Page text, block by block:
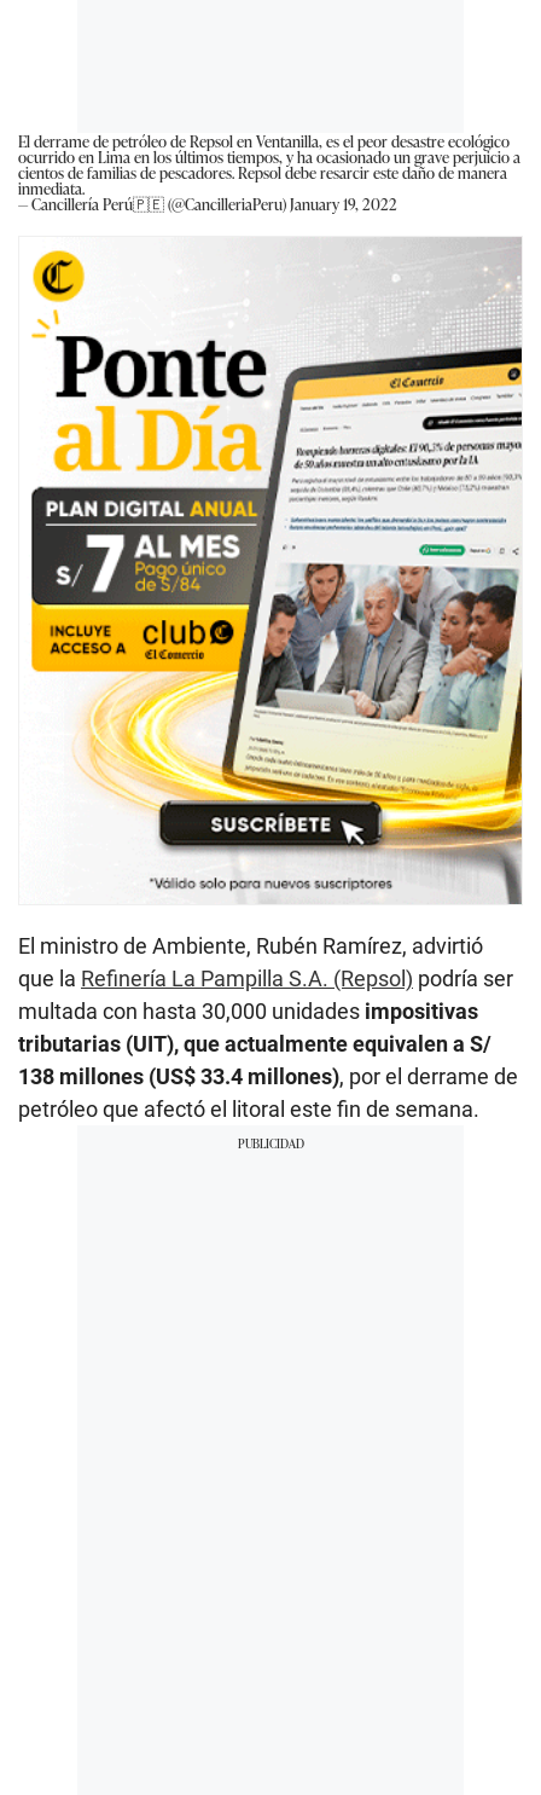
El derrame de petróleo de Repsol en Ventanilla, es el peor desastre ecológico
ocurrido en Lima en los últimos tiempos, y ha ocasionado un grave perjuicio a
cientos de familias de pescadores. Repsol debe resarcir este daño de manera
inmediata.
— Cancillería Perú🇵🇪 (@CancilleriaPeru)January 19, 2022
El ministro de Ambiente, Rubén Ramírez, advirtió
que la Refinería La Pampilla S.A. (Repsol) podría ser
multada con hasta 30,000 unidades impositivas
tributarias (UIT), que actualmente equivalen a S/
138 millones (US$ 33.4 millones), por el derrame de
petróleo que afectó el litoral este fin de semana.